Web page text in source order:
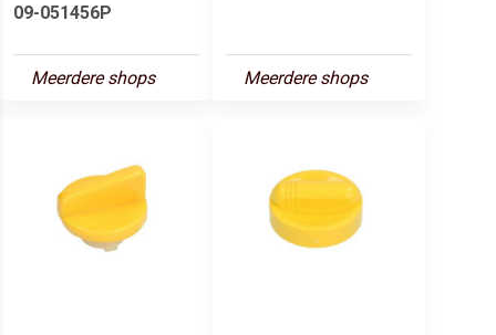
09-051456P
Meerdere shops Meerdere shops